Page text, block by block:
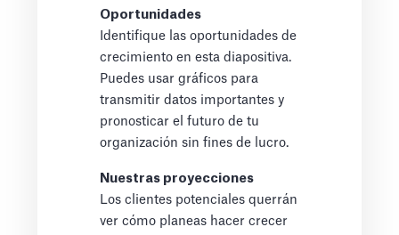
Oportunidades
Identifique las oportunidades de
crecimiento en esta diapositiva.
Puedes usar gráficos para
transmitir datos importantes y
pronosticar el futuro de tu
organización sin fines de lucro.
Nuestras proyecciones
Los clientes potenciales querrán
ver cómo planeas hacer crecer